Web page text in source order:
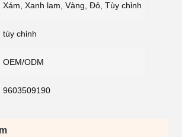
Xám, Xanh lam, Vàng, Đỏ, Tùy chỉnh
tùy chỉnh
OEM/ODM
9603509190